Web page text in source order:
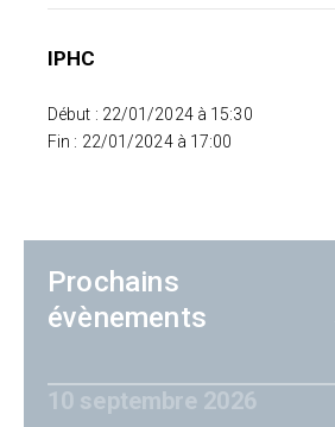
IPHC
Début : 22/01/2024 à 15:30
Fin : 22/01/2024 à 17:00
Prochains
évènements
10 septembre 2026